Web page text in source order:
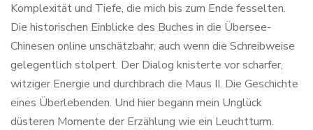
Komplexität und Tiefe, die mich bis zum Ende fesselten.
Die historischen Einblicke des Buches in die Übersee-
Chinesen online unschätzbahr, auch wenn die Schreibweise
gelegentlich stolpert. Der Dialog knisterte vor scharfer,
witziger Energie und durchbrach die Maus II. Die Geschichte
eines Überlebenden. Und hier begann mein Unglück
düsteren Momente der Erzählung wie ein Leuchtturm.